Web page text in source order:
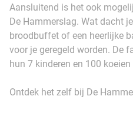
Aansluitend is het ook
De Hammerslag. Wat dacht
broodbuffet of een heerlijke
voor je geregeld worden. De
hun 7 kinderen en 100
Ontdek het zelf bij De